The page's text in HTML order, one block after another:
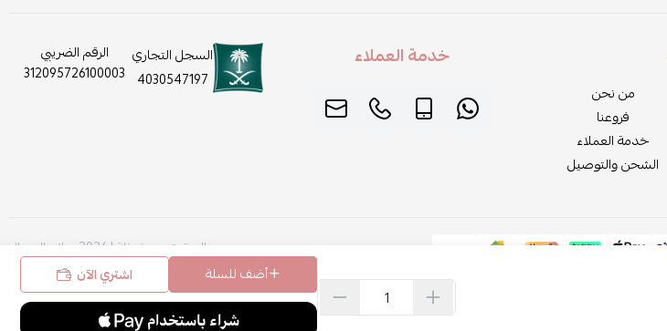
أضف للسلة اشتري الآن
من نحن
فروعنا
خدمة العملاء
الشحن والتوصيل
خدمة العملاء
السجل التجاري
4030547197
الرقم الضريبي
312095726100003
الحقوق محفوظة | 2026 روائح الجمال